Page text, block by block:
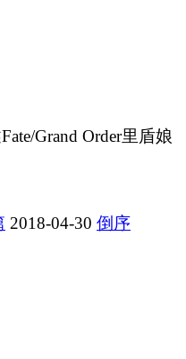
Grand Order里盾娘
2018-04-30 倒序